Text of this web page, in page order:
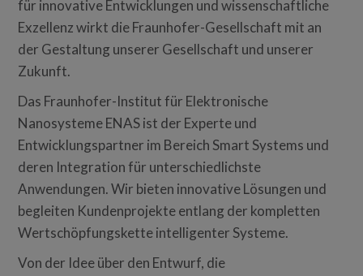
für innovative Entwicklungen und wissenschaftliche
Exzellenz wirkt die Fraunhofer-Gesellschaft mit an
der Gestaltung unserer Gesellschaft und unserer
Zukunft.
Das Fraunhofer-Institut für Elektronische
Nanosysteme ENAS ist der Experte und
Entwicklungspartner im Bereich Smart Systems und
deren Integration für unterschiedlichste
Anwendungen. Wir bieten innovative Lösungen und
begleiten Kundenprojekte entlang der kompletten
Wertschöpfungskette intelligenter Systeme.
Von der Idee über den Entwurf, die